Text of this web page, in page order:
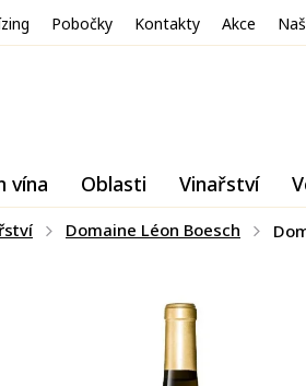
Pobočky Kontakty Akce
vína Oblasti Vinařství
Domaine Léon Boesch